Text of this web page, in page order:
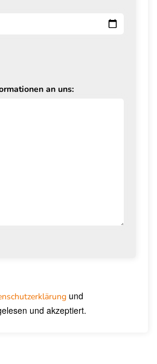
an uns:
und
und akzeptiert.